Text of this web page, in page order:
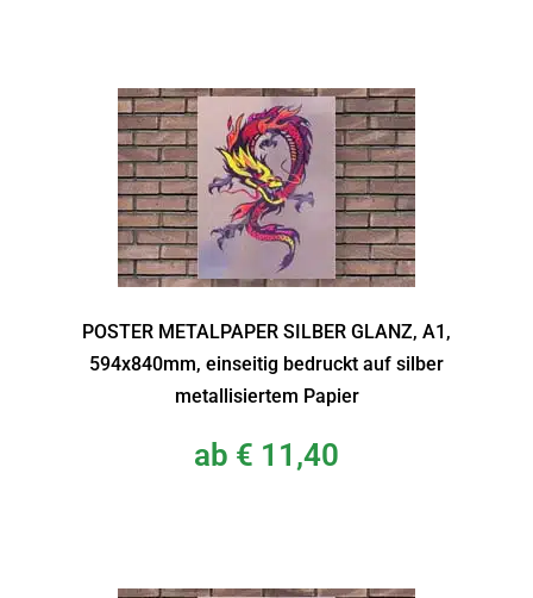
POSTER METALPAPER SILBER GLANZ, A1,
594x840mm, einseitig bedruckt auf silber
metallisiertem Papier
ab € 11,40